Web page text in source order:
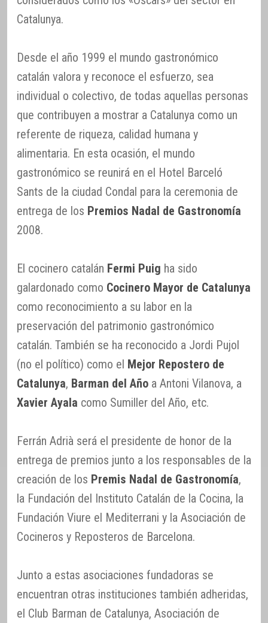
Catalunya.
Desde el año 1999 el mundo gastronómico
catalán valora y reconoce el esfuerzo, sea
individual o colectivo, de todas aquellas personas
que contribuyen a mostrar a Catalunya como un
referente de riqueza, calidad humana y
alimentaria. En esta ocasión, el mundo
gastronómico se reunirá en el Hotel Barceló
Sants de la ciudad Condal para la ceremonia de
entrega de los Premios Nadal de Gastronomía
2008.
El cocinero catalán Fermi Puig ha sido
galardonado como Cocinero Mayor de Catalunya
como reconocimiento a su labor en la
preservación del patrimonio gastronómico
catalán. También se ha reconocido a Jordi Pujol
(no el político) como el Mejor Repostero de
Catalunya, Barman del Año a Antoni Vilanova, a
Xavier Ayala como Sumiller del Año, etc.
Ferrán Adrià será el presidente de honor de la
entrega de premios junto a los responsables de la
creación de los Premis Nadal de Gastronomía,
la Fundación del Instituto Catalán de la Cocina, la
Fundación Viure el Mediterrani y la Asociación de
Cocineros y Reposteros de Barcelona.
Junto a estas asociaciones fundadoras se
encuentran otras instituciones también adheridas,
el Club Barman de Catalunya, Asociación de